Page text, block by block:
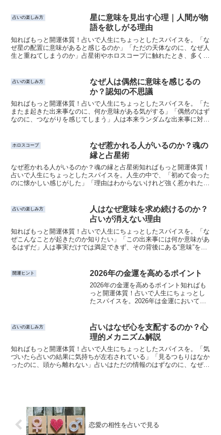
占いの楽しみ方
星に意味を見出す心理｜人間が物
語を欲しがる理由
知ればもっと開運体質！占いで人生にちょっとしたスパイスを。「な
ぜ星の配置に意味があると感じるのか」「ただの天体なのに、なぜ人
生と重ねてしまうのか」占星術やホロスコープに触れたとき、多くの
占いの楽しみ方
なぜ人は偶然に意味を感じるの
か？認知の不思議
知ればもっと開運体質！占いで人生にちょっとしたスパイスを。「た
またま起きた出来事なのに、何か意味がある気がする」「偶然のはず
なのに、つながりを感じてしまう」人は本来ランダムな出来事に対し
ホロスコープ
なぜ惹かれる人がいるのか？魂の
縁と占星術
なぜ惹かれる人がいるのか？魂の縁と占星術知ればもっと開運体質！
占いで人生にちょっとしたスパイスを。人生の中で、「初めて会った
のに懐かしい感じがした」「理由はわからないけれど強く惹かれた」
占いの楽しみ方
人はなぜ意味を求め続けるのか？
占いが消えない理由
知ればもっと開運体質！占いで人生にちょっとしたスパイスを。「な
ぜこんなことが起きたのか知りたい」「この出来事には何か意味があ
るはずだ」人は事実だけでは満足できず、その背後にある“意味”を探
開運ヒント 2026年の金運を高めるポイント
2026年の金運を高めるポイント知ればも
っと開運体質！占いで人生にちょっとし
たスパイスを。2026年は金運において
計画な支出や衝動買いは運気を下げてし
まいます。ここでは、...
占いの楽しみ方
占いはなぜ心を支配するのか？心
理的メカニズム解説
知ればもっと開運体質！占いで人生にちょっとしたスパイスを。「気
づいたら占いの結果に気持ちが左右されている」「見るつもりはなか
ったのに、頭から離れない」占いはただの情報のはずなのに、なぜこ
恋愛の相性を占いで見る